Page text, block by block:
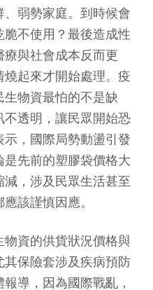
弱勢家庭。到時候會
不使用？最後造成性
與社會成本反而更
起來才開始處理。疫
物資最怕的不是缺
透明，讓民眾開始恐
，國際局勢動盪引發
先前的塑膠袋價格大
，涉及民眾生活甚至
該謹慎因應。
資的供貨狀況價格與
保險套涉及疾病預防
導，因為國際戰亂，